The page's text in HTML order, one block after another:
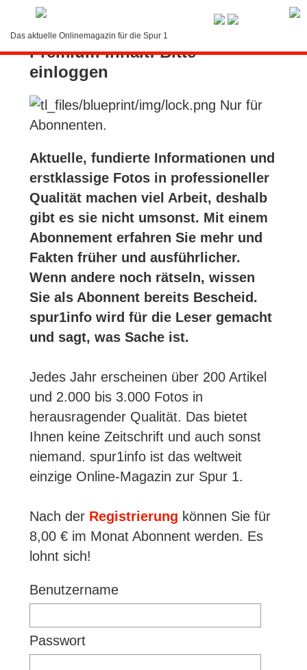
Das aktuelle Onlinemagazin für die Spur 1
Premium-Inhalt: Bitte
einloggen
Nur für
Abonnenten.
Aktuelle, fundierte Informationen und
erstklassige Fotos in professioneller
Qualität machen viel Arbeit, deshalb
gibt es sie nicht umsonst. Mit einem
Abonnement erfahren Sie mehr und
Fakten früher und ausführlicher.
Wenn andere noch rätseln, wissen
Sie als Abonnent bereits Bescheid.
spur1info wird für die Leser gemacht
und sagt, was Sache ist.
Jedes Jahr erscheinen über 200 Artikel
und 2.000 bis 3.000 Fotos in
herausragender Qualität. Das bietet
Ihnen keine Zeitschrift und auch sonst
niemand. spur1info ist das weltweit
einzige Online-Magazin zur Spur 1.
Nach der Registrierung können Sie für
8,00 € im Monat Abonnent werden. Es
lohnt sich!
Benutzername
Passwort
LOGIN
Kontakt
Abonnement